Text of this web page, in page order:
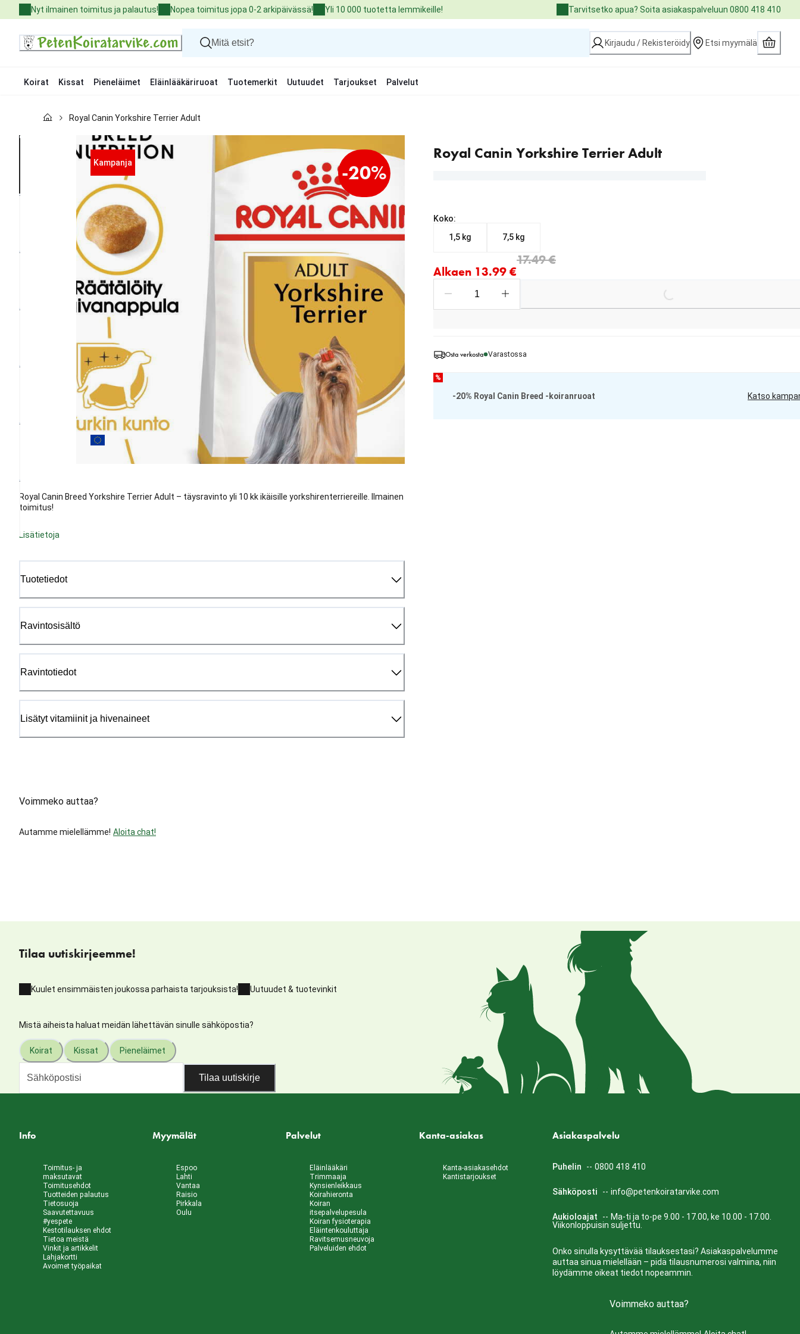
to
Nyt ilmainen toimitus ja palautus! Nopea toimitus jopa 0-2 arkipäivässä! Yli 10 000 tuotetta lemmikeille! Tarvitsetko apua? Soita asiakaspalveluun 0800 418 410
Kirjaudu / Rekisteröidy Etsi myymälä
Koirat Kissat Pieneläimet Eläinlääkäriruoat Tuotemerkit Uutuudet Tarjoukset Palvelut
Kissat
Eläinlääkäriruoat
Royal Canin Yorkshire Terrier Adult
Royal Canin Yorkshire Terrier Adult
Kampanja -20%
Royal Canin Breed Yorkshire Terrier Adult – täysravinto yli 10 kk ikäisille yorkshirenterriereille. Ilmainen
toimitus!
Lisätietoja
Tuotetiedot
Ravintosisältö
Ravintotiedot
Lisätyt vitamiinit ja hivenaineet
Voimmeko auttaa?
Autamme mielellämme! Aloita chat!
Koko:
1,5 kg
7,5 kg
Alkaen 13.99 €
Nykyinen hinta alkaen 13.99 €
17.49 €
alkuperäinen hinta 17.49 €
Osta verkosta Varastossa
%
-20% Royal Canin Breed -koiranruoat Katso
Tilaa uutiskirjeemme!
Kuulet ensimmäisten joukossa parhaista tarjouksista! Uutuudet & tuotevinkit
Mistä aiheista haluat meidän lähettävän sinulle sähköpostia?
Koirat Kissat Pieneläimet
Tilaa uutiskirje
Info
Toimitus- ja
maksutavat
Toimitusehdot
Tuotteiden palautus
Tietosuoja
Saavutettavuus
#yespete
Kestotilauksen ehdot
Tietoa meistä
Vinkit ja artikkelit
Lahjakortti
Avoimet työpaikat
Myymälät
Espoo
Lahti
Vantaa
Raisio
Pirkkala
Oulu
Palvelut
Eläinlääkäri
Trimmaaja
Kynsienleikkaus
Koirahieronta
Koiran
itsepalvelupesula
Koiran fysioterapia
Eläintenkouluttaja
Ravitsemusneuvoja
Palveluiden ehdot
Kanta-asiakas
Kanta-asiakasehdot
Kantistarjoukset
Asiakaspalvelu
Puhelin -- 0800 418 410
Sähköposti -- info@petenkoiratarvike.com
Aukioloajat -- Ma-ti ja to-pe 9.00 - 17.00, ke 10.00 - 17.00.
Viikonloppuisin suljettu.
Onko sinulla kysyttävää tilauksestasi? Asiakaspalvelumme
auttaa sinua mielellään – pidä tilausnumerosi valmiina, niin
löydämme oikeat tiedot nopeammin.
Voimmeko auttaa?